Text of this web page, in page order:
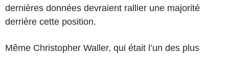
dernières données devraient rallier une majorité
derrière cette position.
Même Christopher Waller, qui était l’un des plus